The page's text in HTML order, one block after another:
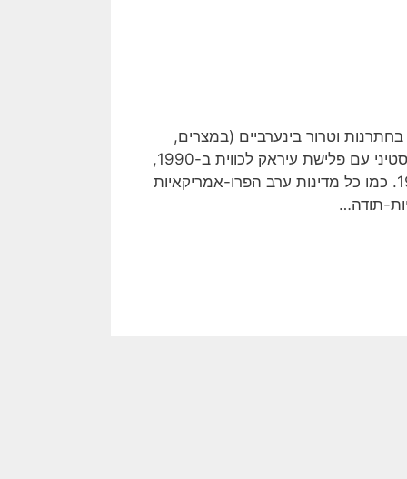
וטרור בינערביים (במצרים,
בסוריה, בירדן, בלבנון ובכווית), ובמיוחד על שיתוף הפעולה הפלסטיני עם פלישת עיראק לכווית ב-1990,
והזדהות הפלסטינים עם השתלטות האייתולות על איראן ב-1979. כמו כל מדינות ערב הפרו-אמריקאיות
תודה…